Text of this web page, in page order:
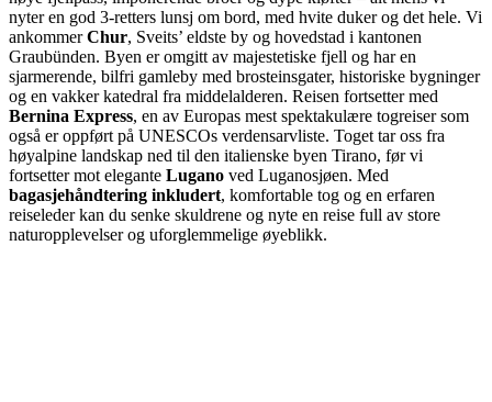
nyter en god 3-retters lunsj om bord, med hvite duker og det hele. Vi
ankommerChur, Sveits’ eldste by og hovedstad i kantonen
Graubünden. Byen er omgitt av majestetiske fjell og har en
sjarmerende, bilfri gamleby med brosteinsgater, historiske bygninger
og en vakker katedral fra middelalderen. Reisen fortsetter med
Bernina Express, en av Europas mest spektakulære togreiser som
også er oppført på UNESCOs verdensarvliste. Toget tar oss fra
høyalpine landskap ned til den italienske byen Tirano, før vi
fortsetter mot elegante Lugano ved Luganosjøen. Med
bagasjehåndtering inkludert, komfortable tog og en erfaren
reiseleder kan du senke skuldrene og nyte en reise full av store
naturopplevelser og uforglemmelige øyeblikk.